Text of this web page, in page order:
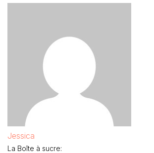
Jessica
La Boîte à sucre: